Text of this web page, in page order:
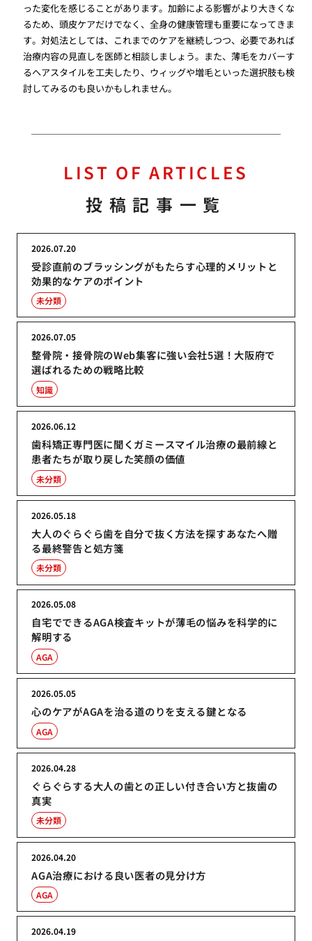
った変化を感じることがあります。加齢による影響がより大きくな
るため、頭皮ケアだけでなく、全身の健康管理も重要になってきま
す。対処法としては、これまでのケアを継続しつつ、必要であれば
治療内容の見直しを医師と相談しましょう。また、薄毛をカバーす
るヘアスタイルを工夫したり、ウィッグや増毛といった選択肢も検
討してみるのも良いかもしれません。
LIST OF ARTICLES
投稿記事一覧
受診直前のブラッシングがもたらす心理的メリットと
効果的なケアのポイント
2026.07.20
未分類
整骨院・接骨院のWeb集客に強い会社5選！大阪府で
選ばれるための戦略比較
2026.07.05
知識
歯科矯正専門医に聞くガミースマイル治療の最前線と
患者たちが取り戻した笑顔の価値
2026.06.12
未分類
大人のぐらぐら歯を自分で抜く方法を探すあなたへ贈
る最終警告と処方箋
2026.05.18
未分類
自宅でできるAGA検査キットが薄毛の悩みを科学的に
解明する
2026.05.08
AGA
心のケアがAGAを治る道のりを支える鍵となる
2026.05.05
AGA
ぐらぐらする大人の歯との正しい付き合い方と抜歯の
真実
2026.04.28
未分類
AGA治療における良い医者の見分け方
2026.04.20
AGA
2026.04.19